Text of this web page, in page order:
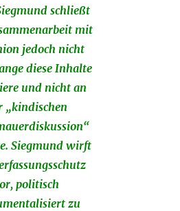
schließt
mit
jedoch nicht
diese Inhalte
und nicht an
„kindischen
Siegmund wirft
politisch
zu